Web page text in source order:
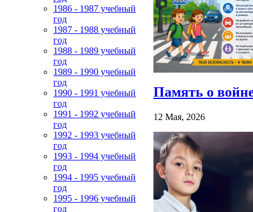
1986 - 1987 учебный
год
1987 - 1988 учебный
год
1988 - 1989 учебный
год
1989 - 1990 учебный
год
1990 - 1991 учебный
год
1991 - 1992 учебный
год
1992 - 1993 учебный
год
1993 - 1994 учебный
год
1994 - 1995 учебный
год
1995 - 1996 учебный
год
Память о
12 Мая, 2026